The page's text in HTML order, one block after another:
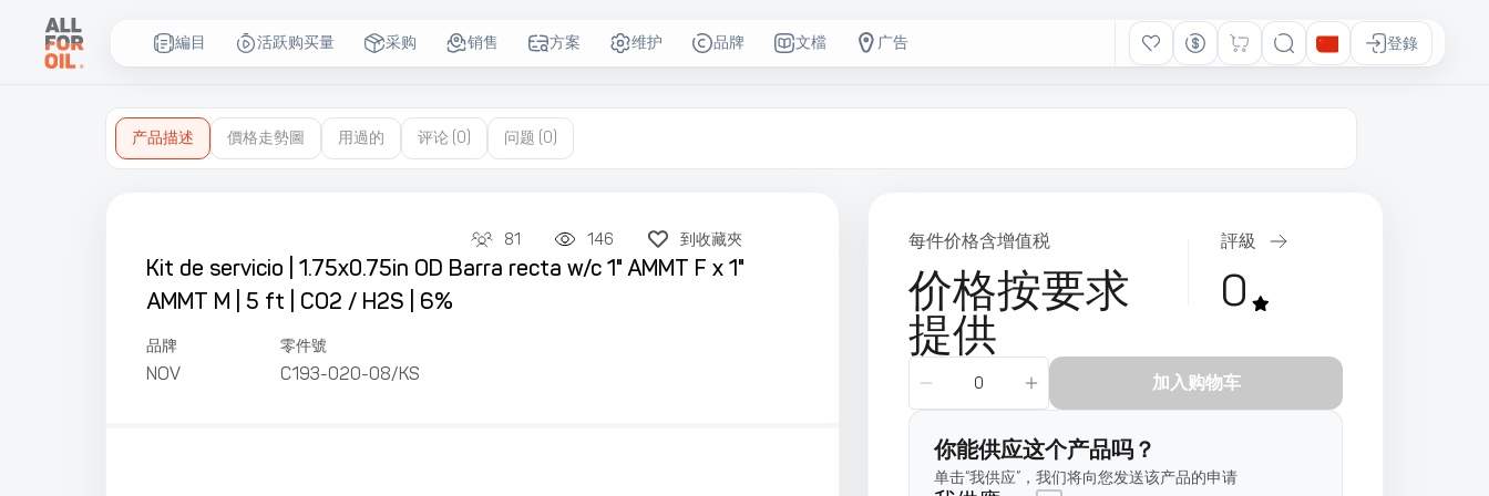
編目 活跃购买量 采购 销售 方案 维护 品牌 文檔 广告 登錄
产品描述 價格走勢圖 用過的 评论 (0) 问题 (0)
81 146 到收藏夾
Kit de servicio | 1.75x0.75in OD Barra recta w/c 1" AMMT F x 1"
AMMT M | 5 ft | СО2 / Н2S | 6%
品牌
NOV
零件號
C193-020-08/KS
每件价格含增值税
价格按要求
提供
評級
0
加入购物车
你能供应这个产品吗？
单击“我供应”，我们将向您发送该产品的申请